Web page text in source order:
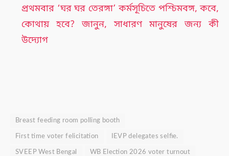
প্রথমবার ‘ঘর ঘর তেরঙ্গা’ কর্মসূচিতে পশ্চিমবঙ্গ, কবে,
কোথায় হবে? জানুন, সাধারণ মানুষের জন্য কী
উদ্যোগ
Breast feeding room polling booth
First time voter felicitation IEVP delegates selfie.
SVEEP West Bengal WB Election 2026 voter turnout